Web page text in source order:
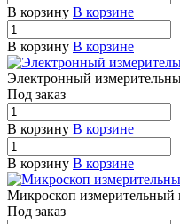
В корзину В корзине
В корзину В корзине
Электронный
Под заказ
В корзину В корзине
В корзину В корзине
Микроскоп измерительный
Под заказ